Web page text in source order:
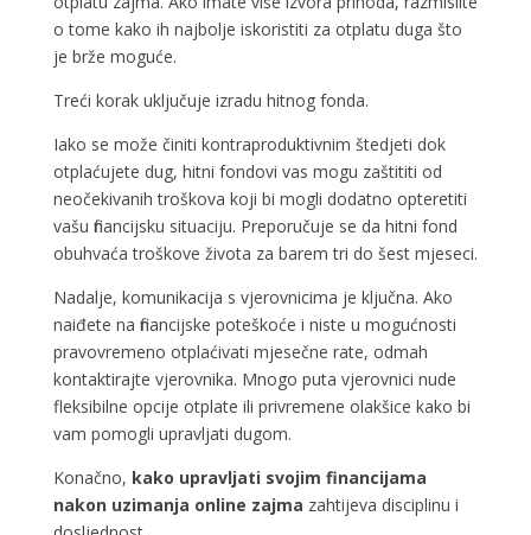
o tome kako ih najbolje iskoristiti za otplatu duga što
je brže moguće.
Treći korak uključuje izradu hitnog fonda.
Iako se može činiti kontraproduktivnim štedjeti dok
otplaćujete dug, hitni fondovi vas mogu zaštititi od
neočekivanih troškova koji bi mogli dodatno opteretiti
vašu financijsku situaciju. Preporučuje se da hitni fond
obuhvaća troškove života za barem tri do šest mjeseci.
Nadalje, komunikacija s vjerovnicima je ključna. Ako
naiđete na financijske poteškoće i niste u mogućnosti
pravovremeno otplaćivati mjesečne rate, odmah
kontaktirajte vjerovnika. Mnogo puta vjerovnici nude
fleksibilne opcije otplate ili privremene olakšice kako bi
vam pomogli upravljati dugom.
Konačno, kako upravljati svojim financijama
nakon uzimanja online zajma zahtijeva disciplinu i